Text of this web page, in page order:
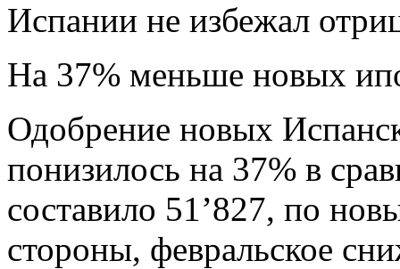
Испании не избежал
На 37% меньше новых
Одобрение новых
понизилось на 37% в
составило 51’827, по
стороны, февральское